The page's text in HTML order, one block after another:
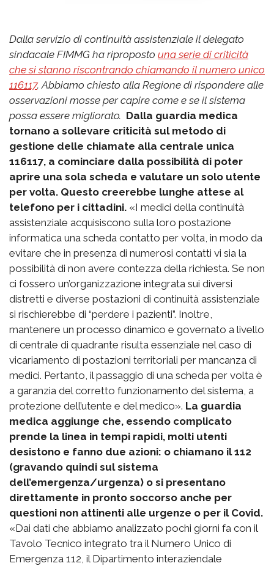
Dalla servizio di continuità assistenziale il delegato
sindacale FIMMG ha riproposto una serie di criticità
che si stanno riscontrando chiamando il numero unico
116117. Abbiamo chiesto alla Regione di rispondere alle
osservazioni mosse per capire come e se il sistema
possa essere migliorato. Dalla guardia medica
tornano a sollevare criticità sul metodo di
gestione delle chiamate alla centrale unica
116117, a cominciare dalla possibilità di poter
aprire una sola scheda e valutare un solo utente
per volta. Questo creerebbe lunghe attese al
telefono per i cittadini. «I medici della continuità
assistenziale acquisiscono sulla loro postazione
informatica una scheda contatto per volta, in modo da
evitare che in presenza di numerosi contatti vi sia la
possibilità di non avere contezza della richiesta. Se non
ci fossero un’organizzazione integrata sui diversi
distretti e diverse postazioni di continuità assistenziale
si rischierebbe di “perdere i pazienti”. Inoltre,
mantenere un processo dinamico e governato a livello
di centrale di quadrante risulta essenziale nel caso di
vicariamento di postazioni territoriali per mancanza di
medici. Pertanto, il passaggio di una scheda per volta è
a garanzia del corretto funzionamento del sistema, a
protezione dell’utente e del medico». La guardia
medica aggiunge che, essendo complicato
prende la linea in tempi rapidi, molti utenti
desistono e fanno due azioni: o chiamano il 112
(gravando quindi sul sistema
dell’emergenza/urgenza) o si presentano
direttamente in pronto soccorso anche per
questioni non attinenti alle urgenze o per il Covid.
«Dai dati che abbiamo analizzato pochi giorni fa con il
Tavolo Tecnico integrato tra il Numero Unico di
Emergenza 112, il Dipartimento interaziendale